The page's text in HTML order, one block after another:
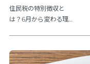
住民税の特別徴収と
は？6月から変わる理由